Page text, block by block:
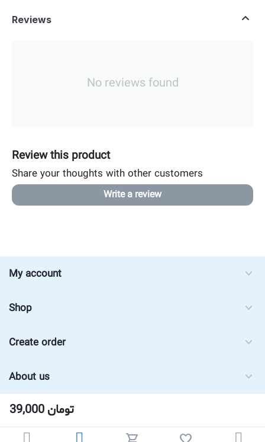
39,000 تومان
Reviews
No reviews found
Review this product
Share your thoughts with other customers
Write a review
My account
Shop
Create order
About us